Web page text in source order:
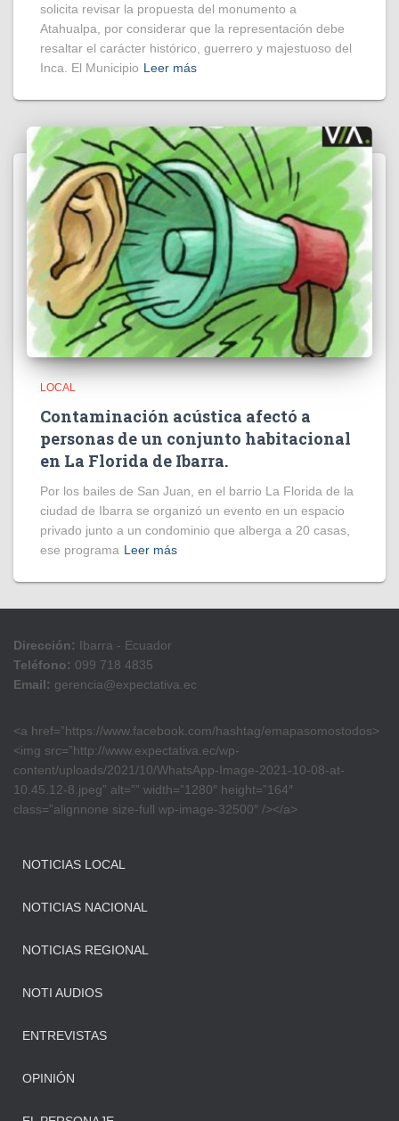
solicita revisar la propuesta del monumento a
Atahualpa, por considerar que la representación debe
resaltar el carácter histórico, guerrero y majestuoso del
Inca. El Municipio Leer más
LOCAL
Contaminación acústica afectó a
personas de un conjunto habitacional
en La Florida de Ibarra.
Por los bailes de San Juan, en el barrio La Florida de la
ciudad de Ibarra se organizó un evento en un espacio
privado junto a un condominio que alberga a 20 casas,
ese programa Leer más
Dirección: Ibarra - Ecuador
Teléfono: 099 718 4835
Email: gerencia@expectativa.ec
<a href=”https://www.facebook.com/hashtag/emapasomostodos>
<img src=”http://www.expectativa.ec/wp-
content/uploads/2021/10/WhatsApp-Image-2021-10-08-at-
10.45.12-8.jpeg” alt=”” width=”1280″ height=”164″
class=”alignnone size-full wp-image-32500″ /></a>
NOTICIAS LOCAL
NOTICIAS NACIONAL
NOTICIAS REGIONAL
NOTI AUDIOS
ENTREVISTAS
OPINIÓN